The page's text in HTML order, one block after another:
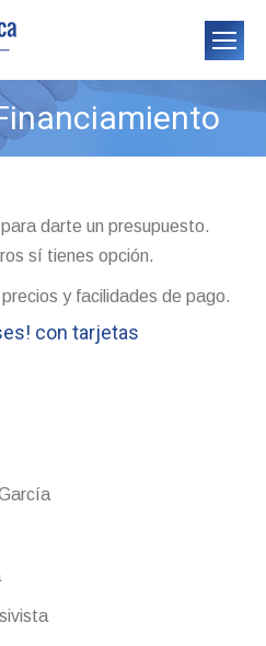
are here:
darte un presupuesto.
sí tienes opción.
y facilidades de pago.
con tarjetas